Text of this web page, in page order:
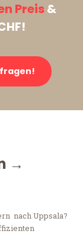
Preis&
→
nach Uppsala?